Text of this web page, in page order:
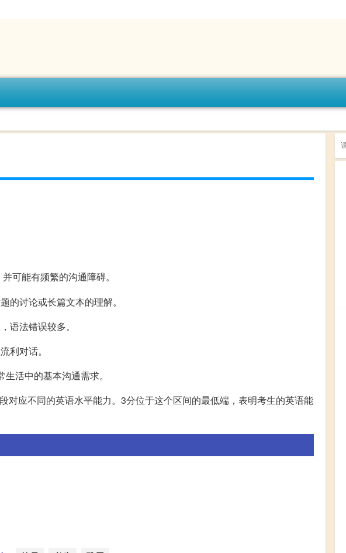
可能有频繁的沟通障碍。
的讨论或长篇文本的理解。
语法错误较多。
利对话。
活中的基本沟通需求。
对应不同的英语水平能力。3分位于这个区间的最低端，表明考生的英语能